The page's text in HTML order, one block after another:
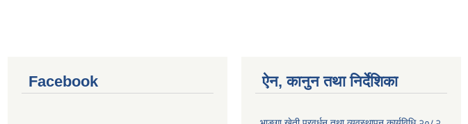
Facebook ऐन, कानुन तथा निर्देशिका